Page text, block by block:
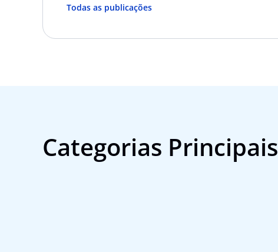
Todas as publicações
Categorias Principais